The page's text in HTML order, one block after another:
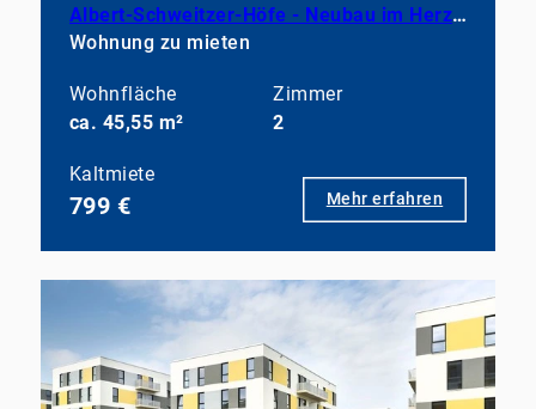
Albert-Schweitzer-Höfe - Neubau im Herzen von Hennigsdorf
Wohnung zu mieten
Wohnfläche
ca. 45,55 m²
Zimmer
2
Kaltmiete
799 € Mehr erfahren